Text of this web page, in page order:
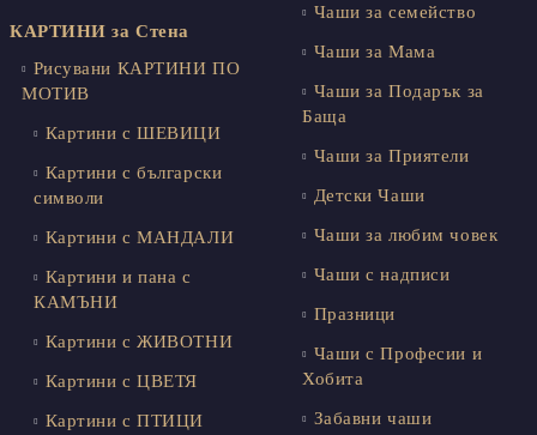
КАРТИНИ за Стена
Рисувани КАРТИНИ ПО
МОТИВ
Картини с ШЕВИЦИ
Картини с български
символи
Картини с МАНДАЛИ
Картини и пана с
КАМЪНИ
Картини с ЖИВОТНИ
Картини с ЦВЕТЯ
Картини с ПТИЦИ
Чаши за семейство
Чаши за Мама
Чаши за Подарък за
Баща
Чаши за Приятели
Детски Чаши
Чаши за любим човек
Чаши с надписи
Празници
Чаши с Професии и
Хобита
Забавни чаши